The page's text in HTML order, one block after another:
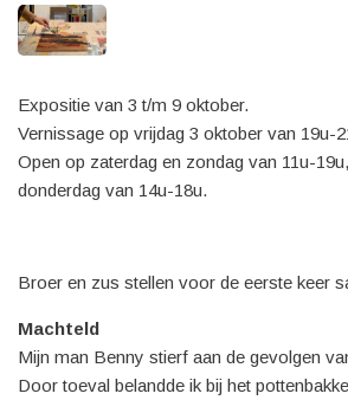
Expositie van 3 t/m 9 oktober.
Vernissage op vrijdag 3 oktober van 19u-
Open op zaterdag en zondag van 11u-
donderdag van 14u-18u.
Broer en zus stellen voor de eerste keer
Machteld
Mijn man Benny stierf aan de gevolgen
Door toeval belandde ik bij het